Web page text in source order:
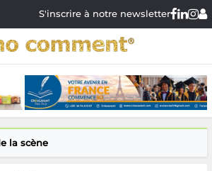
S'inscrire à notre newsletter
la scène